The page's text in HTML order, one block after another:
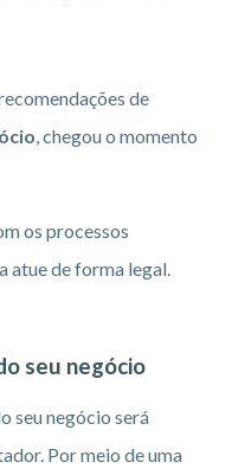
de
, chegou o momento
os processos
atue de forma legal.
seu negócio
seu negócio será
Por meio de uma